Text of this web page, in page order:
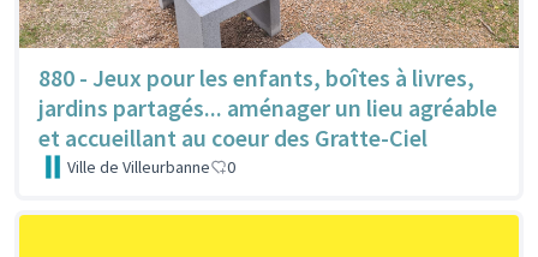
880 - Jeux pour les enfants, boîtes à livres,
jardins partagés... aménager un lieu agréable
et accueillant au coeur des Gratte-Ciel
Ville de Villeurbanne 0